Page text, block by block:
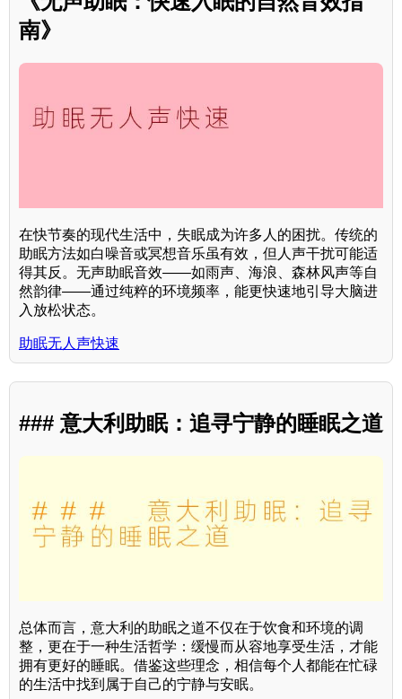
南》
在快节奏的现代生活中，失眠成为许多人的困扰。传统的
助眠方法如白噪音或冥想音乐虽有效，但人声干扰可能适
得其反。无声助眠音效——如雨声、海浪、森林风声等自
然韵律——通过纯粹的环境频率，能更快速地引导大脑进
入放松状态。
助眠无人声快速
### 意大利助眠：追寻宁静的睡眠之道
总体而言，意大利的助眠之道不仅在于饮食和环境的调
整，更在于一种生活哲学：缓慢而从容地享受生活，才能
拥有更好的睡眠。借鉴这些理念，相信每个人都能在忙碌
的生活中找到属于自己的宁静与安眠。